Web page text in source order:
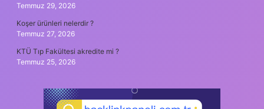
Temmuz 29, 2026
Koşer ürünleri nelerdir ?
Temmuz 27, 2026
KTÜ Tıp Fakültesi akredite mi ?
Temmuz 25, 2026